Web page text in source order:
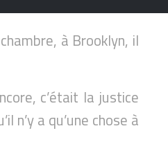
à Brooklyn, il
c’était la justice
n’y a qu’une chose à